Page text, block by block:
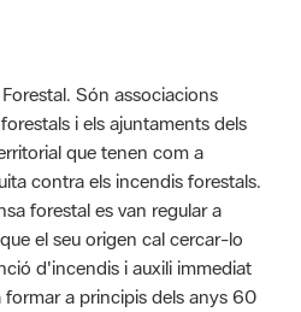
Són associacions
i els ajuntaments dels
que tenen com a
contra els incendis forestals.
forestal es van regular a
el seu origen cal cercar-lo
d'incendis i auxili immediat
a principis dels anys 60